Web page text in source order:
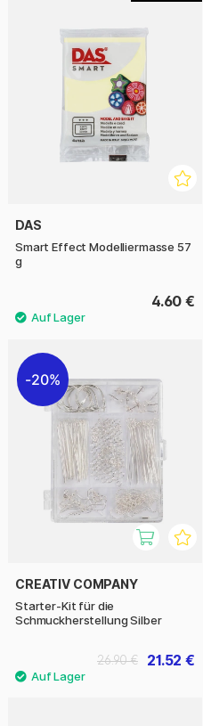
DAS
Smart Effect Modelliermasse 57
g
4.60 €
20%
CREATIV COMPANY
Starter-Kit für die
Schmuckherstellung Silber
21.52 €
26.90 €